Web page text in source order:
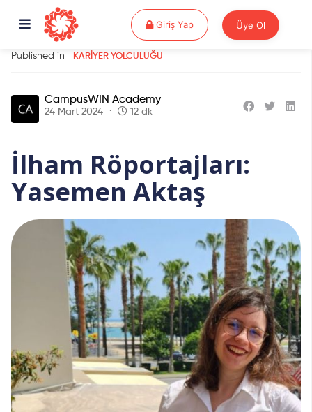
Giriş YapGiriş Yap Üye Ol
Published in KARIYER YOLCULUĞU
CampusWIN Academy
24 Mart 2024 12 dk
İlham Röportajları:
Yasemen Aktaş